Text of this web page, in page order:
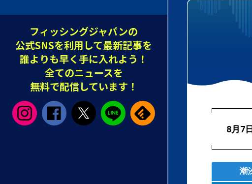
潮
フィッシングジャパンの
公式SNSを利用して最新記事を
誰よりも早く手に入れよう！
全てのニュースを
無料で配信しています！